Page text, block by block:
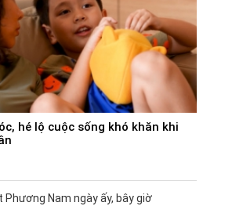
hé lộ cuộc sống khó khăn khi
Phương Nam ngày ấy, bây giờ